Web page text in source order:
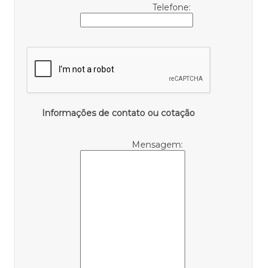
Telefone:
Informações de contato ou cotação
Mensagem: